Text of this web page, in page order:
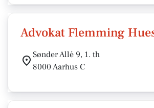
Advokat Flemming
Sønder Allé 9, 1. th
8000 Aarhus C